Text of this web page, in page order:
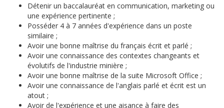
Détenir un baccalauréat en communication, marketing ou
une expérience pertinente ;
Posséder 4 à 7 années d'expérience dans un poste
similaire ;
Avoir une bonne maîtrise du français écrit et parlé ;
Avoir une connaissance des contextes changeants et
évolutifs de l'industrie minière ;
Avoir une bonne maîtrise de la suite Microsoft Office ;
Avoir une connaissance de l'anglais parlé et écrit est un
atout ;
Avoir de l'expérience et une aisance à faire des